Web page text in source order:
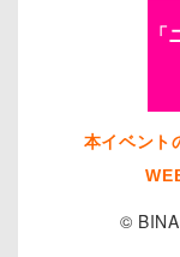
本イベント
©